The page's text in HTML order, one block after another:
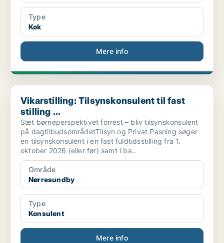
Type
Kok
Mere info
Vikarstilling: Tilsynskonsulent til fast stilling ...
Vikarstilling: Tilsynskonsulent til fast
stilling ...
Sæt børneperspektivet forrest – bliv tilsynskonsulent
på dagtilbudsområdetTilsyn og Privat Pasning søger
en tilsynskonsulent i en fast fuldtidsstilling fra 1.
oktober 2026 (eller før) samt i ba..
Område
Nørresundby
Type
Konsulent
Mere info